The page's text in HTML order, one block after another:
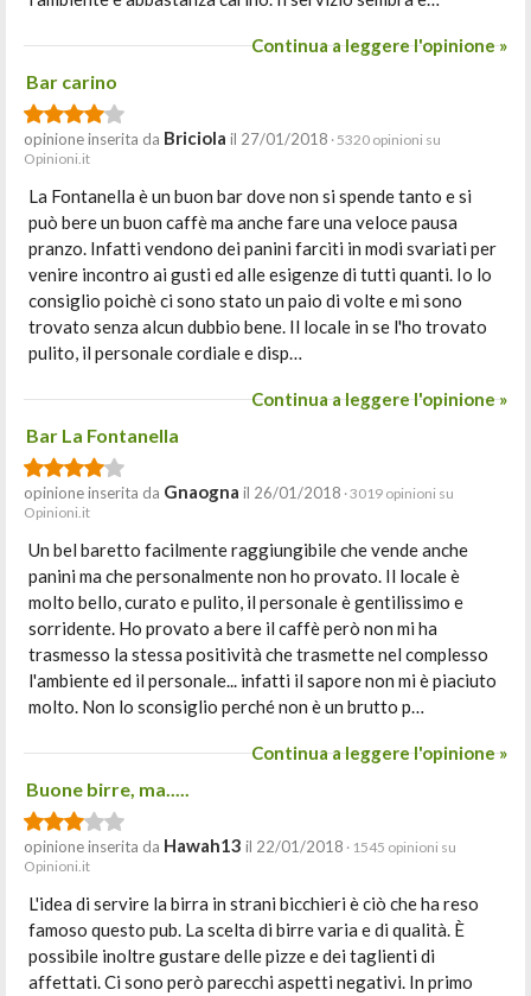
Continua a leggere l'opinione »
Bar carino
opinione inserita da Briciola il 27/01/2018 · 5320 opinioni su
Opinioni.it
La Fontanella è un buon bar dove non si spende tanto e si
può bere un buon caffè ma anche fare una veloce pausa
pranzo. Infatti vendono dei panini farciti in modi svariati per
venire incontro ai gusti ed alle esigenze di tutti quanti. Io lo
consiglio poichè ci sono stato un paio di volte e mi sono
trovato senza alcun dubbio bene. Il locale in se l'ho trovato
pulito, il personale cordiale e disp…
Continua a leggere l'opinione »
Bar La Fontanella
opinione inserita da Gnaogna il 26/01/2018 · 3019 opinioni su
Opinioni.it
Un bel baretto facilmente raggiungibile che vende anche
panini ma che personalmente non ho provato. Il locale è
molto bello, curato e pulito, il personale è gentilissimo e
sorridente. Ho provato a bere il caffè però non mi ha
trasmesso la stessa positività che trasmette nel complesso
l'ambiente ed il personale... infatti il sapore non mi è piaciuto
molto. Non lo sconsiglio perché non è un brutto p…
Continua a leggere l'opinione »
Buone birre, ma.....
opinione inserita da Hawah13 il 22/01/2018 · 1545 opinioni su
Opinioni.it
L'idea di servire la birra in strani bicchieri è ciò che ha reso
famoso questo pub. La scelta di birre varia e di qualità. È
possibile inoltre gustare delle pizze e dei taglienti di
affettati. Ci sono però parecchi aspetti negativi. In primo